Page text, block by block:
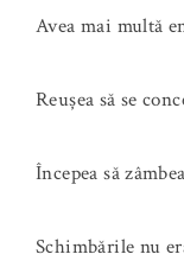
Avea mai multă
Reușea să se
Începea să
Schimbările nu